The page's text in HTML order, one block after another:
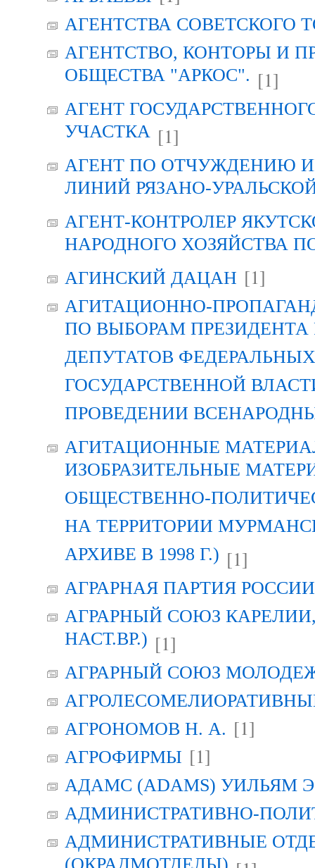
АГЕНТСТВА СОВЕТСКОГО
АГЕНТСТВО, КОНТОРЫ И
ОБЩЕСТВА "АРКОС". [1]
АГЕНТ
УЧАСТКА [1]
АГЕНТ ПО ОТЧУЖДЕНИЮ
ЛИНИЙ РЯЗАНО-
АГЕНТ-КОНТРОЛЕР
НАРОДНОГО ХОЗЯЙСТВА
АГИНСКИЙ ДАЦАН [1]
АГИТАЦИОННО-
ПО ВЫБОРАМ
ДЕПУТАТОВ
ГОСУДАРСТВЕННОЙ
ПРОВЕДЕНИИ
АГИТАЦИОННЫЕ
ИЗОБРАЗИТЕЛЬНЫЕ
ОБЩЕСТВЕННО-
НА ТЕРРИТОРИИ
АРХИВЕ В 1998 Г.) [1]
АГРАРНАЯ ПАРТИЯ РОССИИ
АГРАРНЫЙ СОЮЗ КАРЕЛИИ,
НАСТ.ВР.) [1]
АГРАРНЫЙ СОЮЗ
АГРОНОМОВ Н. А. [1]
АГРОФИРМЫ [1]
АДАМС (ADAMS) УИЛЬЯМ
АДМИНИСТРАТИВНО-
АДМИНИСТРАТИВНЫЕ